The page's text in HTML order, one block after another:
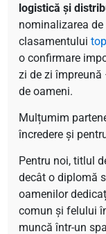
logistică și
nominalizarea de
clasamentului
o confirmare
zi de zi împreună
de oameni.
Mulțumim
încredere și
Pentru noi, titlul
decât o diplomă
oamenilor
comun și felului
muncă într-un